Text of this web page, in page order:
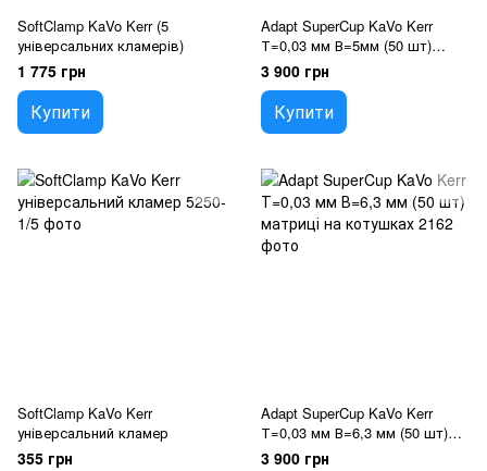
SoftClamp KaVo Kerr (5
універсальних кламерів)
1 775 грн
Купити
Adapt SuperCup KaVo Kerr
Т=0,03 мм В=5мм (50 шт)
матриці на котушках
3 900 грн
Купити
SoftClamp KaVo Kerr
універсальний кламер
355 грн
Adapt SuperCup KaVo Kerr
Т=0,03 мм В=6,3 мм (50 шт)
матриці на котушках
3 900 грн